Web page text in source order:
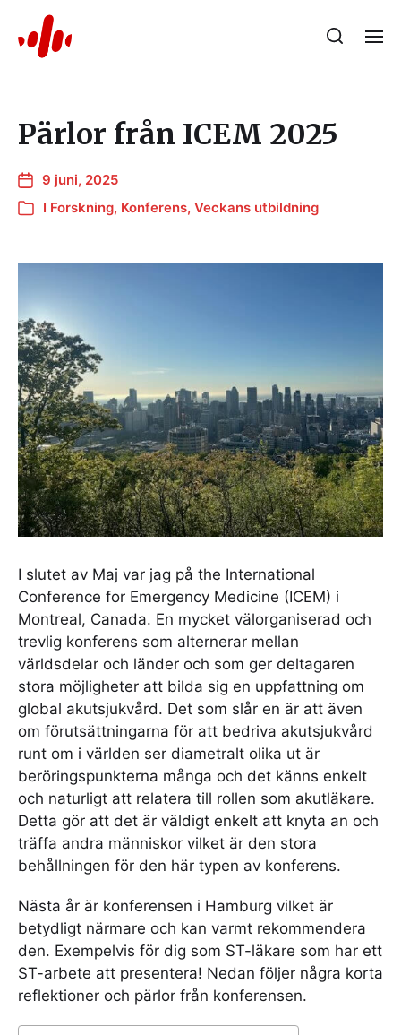
Pärlor från ICEM 2025
9 juni, 2025
I Forskning, Konferens, Veckans utbildning
I slutet av Maj var jag på the International
Conference for Emergency Medicine (ICEM) i
Montreal, Canada. En mycket välorganiserad och
trevlig konferens som alternerar mellan
världsdelar och länder och som ger deltagaren
stora möjligheter att bilda sig en uppfattning om
global akutsjukvård. Det som slår en är att även
om förutsättningarna för att bedriva akutsjukvård
runt om i världen ser diametralt olika ut är
beröringspunkterna många och det känns enkelt
och naturligt att relatera till rollen som akutläkare.
Detta gör att det är väldigt enkelt att knyta an och
träffa andra människor vilket är den stora
behållningen för den här typen av konferens.
Nästa år är konferensen i Hamburg vilket är
betydligt närmare och kan varmt rekommendera
den. Exempelvis för dig som ST-läkare som har ett
ST-arbete att presentera! Nedan följer några korta
reflektioner och pärlor från konferensen.